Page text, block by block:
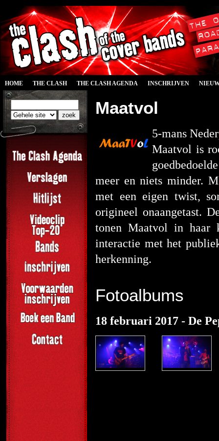
HOME THE CLASH THE CLASH AGENDA INSCHRIJVEN
Maatvol
5-mans
Maatvol is
meer en niets minder.
met een eigen twist,
origineel onaangetast.
tonen Maatvol in haar
interactie met het
herkenning.
Fotoalbums
18 februari 2017 - De